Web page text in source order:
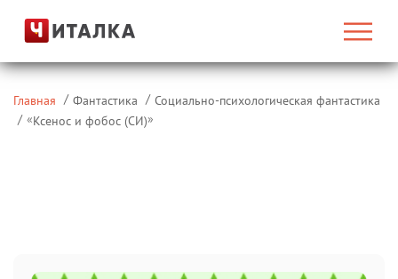
Главная Фантастика
Социально-психологическая фантастика
«Ксенос и фобос (СИ)»